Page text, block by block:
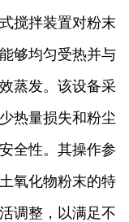
搅拌装置对粉末
够均匀受热并与
蒸发。该设备采
热量损失和粉尘
全性。其操作参
氧化物粉末的特
调整，以满足不